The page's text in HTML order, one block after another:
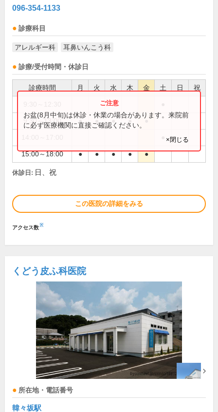
096-354-1133
診療科目
アレルギー科 耳鼻いんこう科
診療/受付時間・休診日
診療時間 月 火 水 木 金 土 日 祝
9:30～13:00 ● ● ● ● ●
15:00～18:00 ● ● ● ● ●
お盆(8月中旬)は休診・休業の場合があります。来院前
に必ず医療機関に直接ご確認ください。
×閉じる
休診日: 日、祝
この医院の詳細をみる
アクセス数※
くどう皮ふ科医院
所在地・電話番号
韓々坂駅